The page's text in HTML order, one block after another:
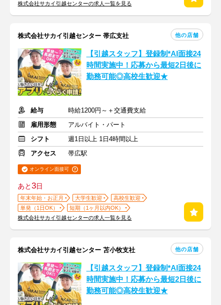
株式会社サカイ引越センターの求人一覧を見る
株式会社サカイ引越センター 帯広支社 他の店舗
【引越スタッフ】登録制*AI面接24
時間実施中！応募から最短2日後に
勤務可能◎高校生歓迎★
給与
時給1200円～＋交通費支給
雇用形態
アルバイト・パート
シフト
週1日以上 1日4時間以上
アクセス
帯広駅
オンライン面接可
あと3日
年末年始・お正月 大学生歓迎
高校生歓迎
単発（1日OK）
短期（1ヶ月以内OK）
株式会社サカイ引越センターの求人一覧を見る
株式会社サカイ引越センター 苫小牧支社 他の店舗
【引越スタッフ】登録制*AI面接24
時間実施中！応募から最短2日後に
勤務可能◎高校生歓迎★